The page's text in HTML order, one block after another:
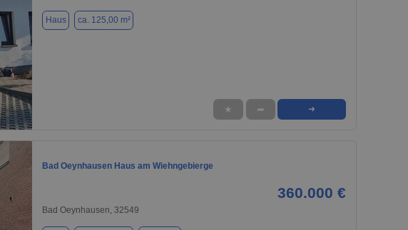
/ 16
Haus ca. 125,00 m²
★ ➦ ➜
Bad Oeynhausen Haus am Wiehngebierge
360.000 €
Bad Oeynhausen, 32549